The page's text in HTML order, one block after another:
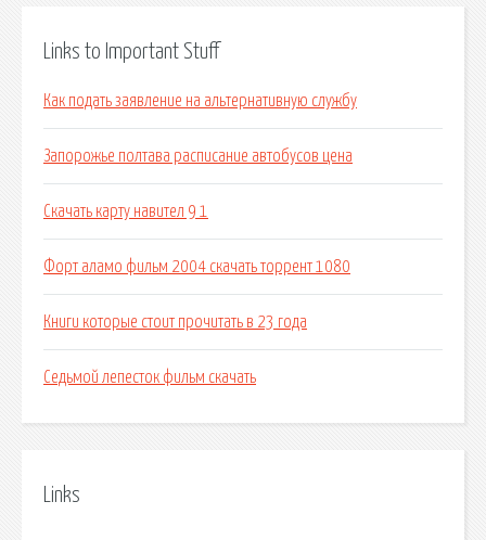
Links to Important Stuff
Как подать заявление на альтернативную службу
Запорожье полтава расписание автобусов цена
Скачать карту навител 9 1
Форт аламо фильм 2004 скачать торрент 1080
Книги которые стоит прочитать в 23 года
Седьмой лепесток фильм скачать
Links